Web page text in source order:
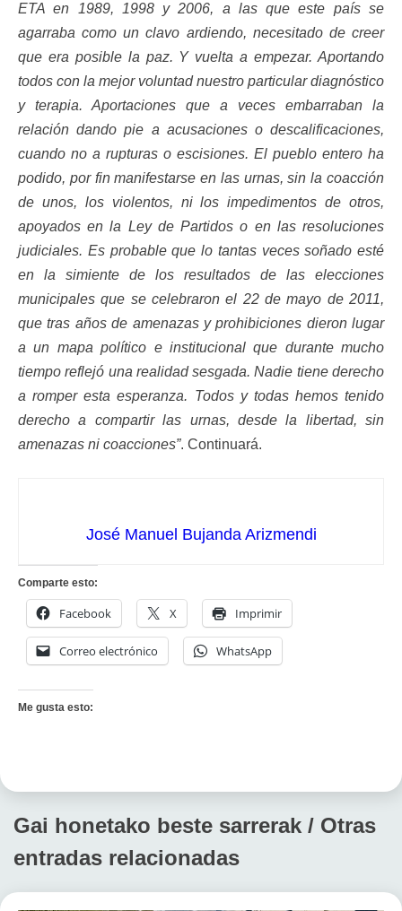
ETA en 1989, 1998 y 2006, a las que este país se
agarraba como un clavo ardiendo, necesitado de creer
que era posible la paz. Y vuelta a empezar. Aportando
todos con la mejor voluntad nuestro particular diagnóstico
y terapia. Aportaciones que a veces embarraban la
relación dando pie a acusaciones o descalificaciones,
cuando no a rupturas o escisiones. El pueblo entero ha
podido, por fin manifestarse en las urnas, sin la coacción
de unos, los violentos, ni los impedimentos de otros,
apoyados en la Ley de Partidos o en las resoluciones
judiciales. Es probable que lo tantas veces soñado esté
en la simiente de los resultados de las elecciones
municipales que se celebraron el 22 de mayo de 2011,
que tras años de amenazas y prohibiciones dieron lugar
a un mapa político e institucional que durante mucho
tiempo reflejó una realidad sesgada. Nadie tiene derecho
a romper esta esperanza. Todos y todas hemos tenido
derecho a compartir las urnas, desde la libertad, sin
amenazas ni coacciones”. Continuará.
José Manuel Bujanda Arizmendi
Comparte esto:
Facebook X Imprimir
Correo electrónico WhatsApp
Me gusta esto:
Gai honetako beste sarrerak / Otras
entradas relacionadas